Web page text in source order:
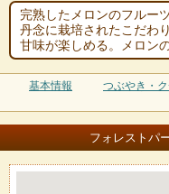
完熟したメロンのフルー
丹念に栽培されたこだわ
甘味が楽しめる。メロン
基本情報 つぶやき・ク
フォレストパ